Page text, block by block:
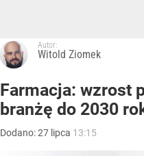
Autor:
Witold Ziomek
Farmacja: wzrost
branżę do 2030
Dodano:27 lipca 13:15